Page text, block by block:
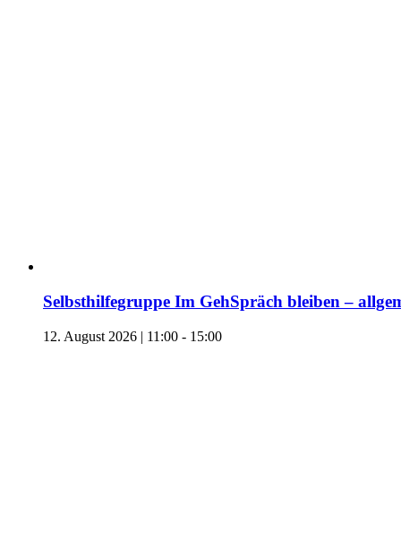
Selbsthilfegruppe Im GehSpräch bleiben –
12. August 2026 | 11:00 - 15:00